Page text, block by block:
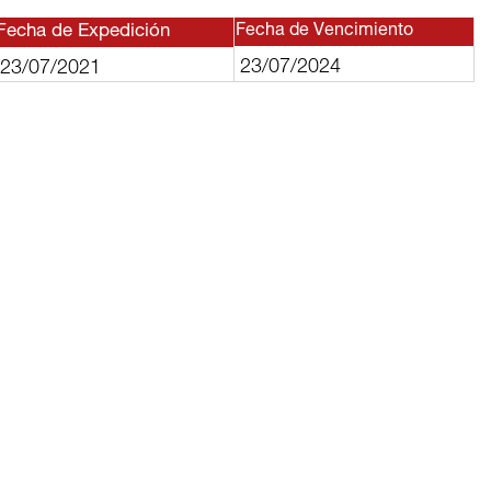
de Expedición
23/07/2021
Fecha de Vencimiento
23/07/2024